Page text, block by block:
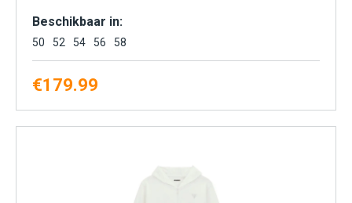
Beschikbaar in:
50 52 54 56 58
€179.99